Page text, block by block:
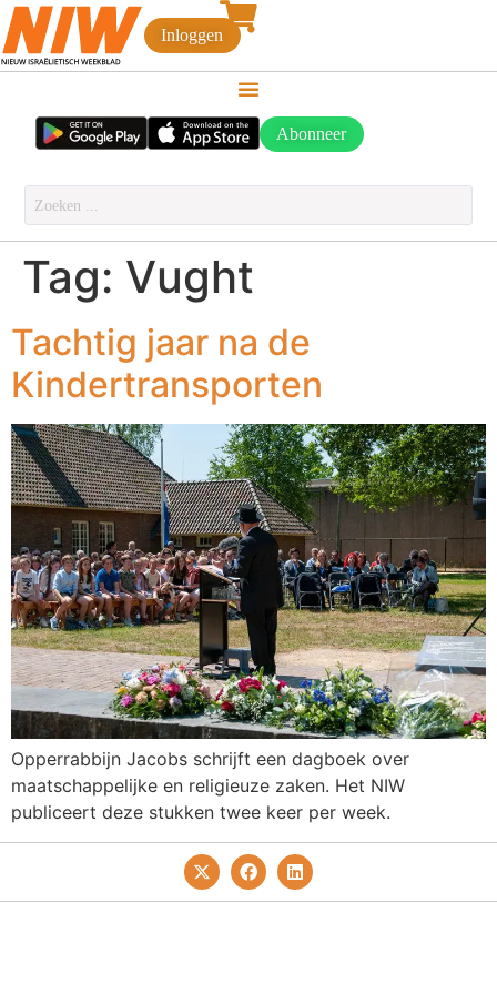
Inloggen
Abonneer
Tag: Vught
Tachtig jaar na de
Kindertransporten
Opperrabbijn Jacobs schrijft een dagboek over
maatschappelijke en religieuze zaken. Het NIW
publiceert deze stukken twee keer per week.